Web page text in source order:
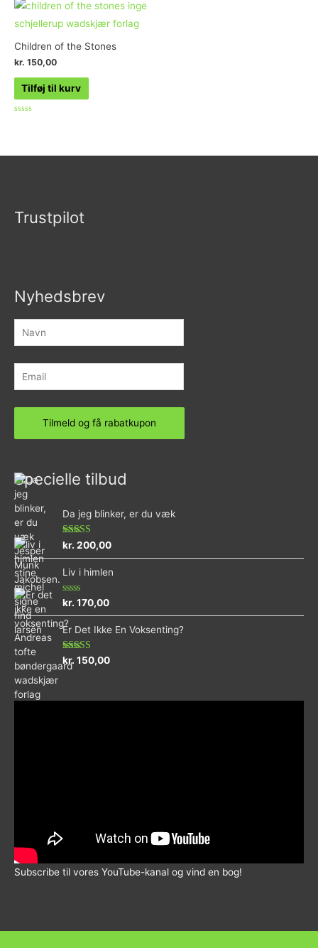
Children of the Stones
kr. 150,00
Tilføj til kurv
Trustpilot
Nyhedsbrev
Specielle tilbud
Da jeg blinker, er du væk
Vurderet
ud af 5
kr. 200,00
Liv i himlen
Vurderet
ud
af
5
kr. 170,00
Er Det Ikke En Voksenting?
Vurderet
5.00
ud af 5
kr. 150,00
Subscribe til vores YouTube-kanal og vind en bog!